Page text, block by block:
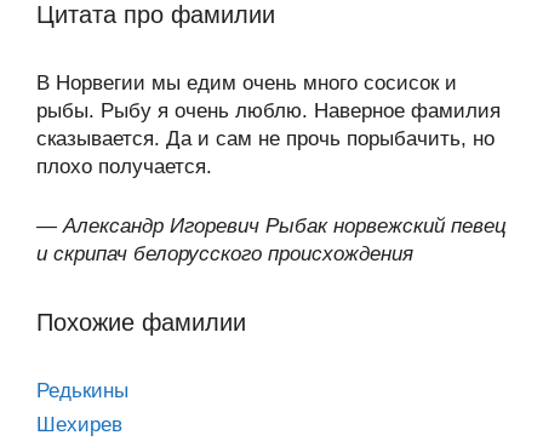
Цитата про фамилии
В Норвегии мы едим очень много сосисок и
рыбы. Рыбу я очень люблю. Наверное фамилия
сказывается. Да и сам не прочь порыбачить, но
плохо получается.
— Александр Игоревич Рыбак норвежский певец
и скрипач белорусского происхождения
Похожие фамилии
Редькины
Шехирев